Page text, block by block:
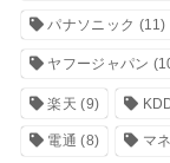
パナソニック (11)
ヤフージャパン
楽天 (9)
電通 (8) マ